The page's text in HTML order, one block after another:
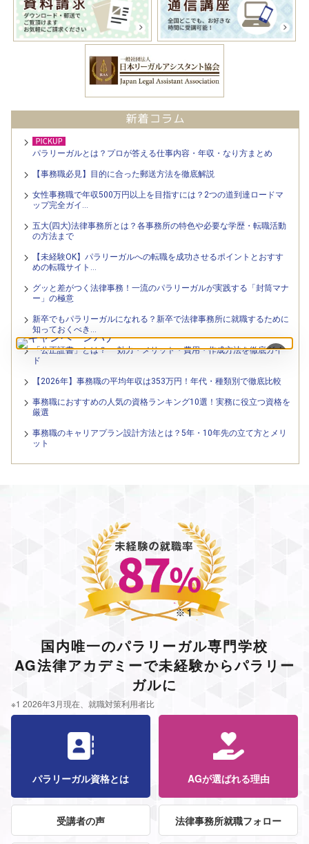
×
パラリーガルとは？プロが答える仕事内容・年収・なり方まとめ
【事務職必見】目的に合った郵送方法を徹底解説
女性事務職で年収500万円以上を目指すには？2つの道到達ロードマ
ップ完全ガイ…
五大(四大)法律事務所とは？各事務所の特色や必要な学歴・転職活動
の方法まで
【未経験OK】パラリーガルへの転職を成功させるポイントとおすす
めの転職サイト…
グッと差がつく法律事務！一流のパラリーガルが実践する「封筒マナ
ー」の極意
新卒でもパラリーガルになれる？新卒で法律事務所に就職するために
知っておくべき…
「公正証書」とは？ — 効力・メリット・費用・作成方法を徹底ガイ
ド
【2026年】事務職の平均年収は353万円！年代・種類別で徹底比較
事務職におすすめの人気の資格ランキング10選！実務に役立つ資格を
厳選
事務職のキャリアプラン設計方法とは？5年・10年先の立て方とメリ
ット
※1 2026年3月現在、就職対策利用者比
国内唯一のパラリーガル専門学校
AG法律アカデミーで未経験からパラリー
ガルに
パラリーガル資格とは AGが選ばれる理由
受講者の声 法律事務所就職フォロー